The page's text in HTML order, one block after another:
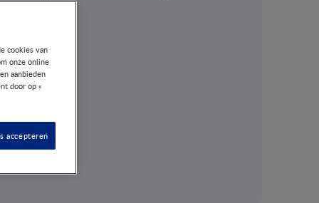
cookies van
onze online
aanbieden
door op «
accepteren